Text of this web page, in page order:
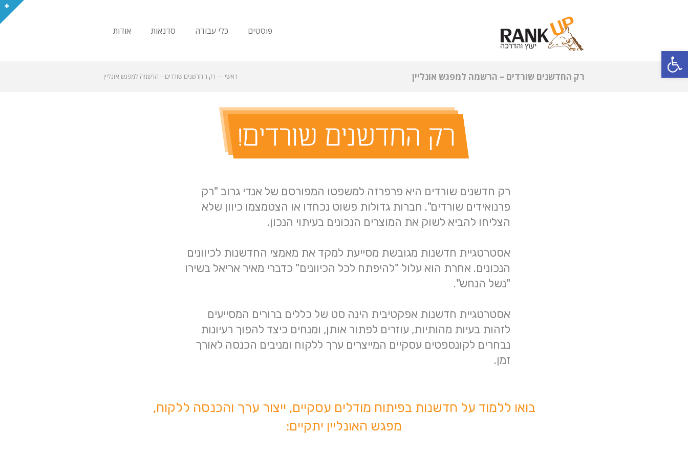
פתח סרגל נגישות
פוסטים כלי עבודה סדנאות אודות
רק החדשנים שורדים – הרשמה למפגש אונליין ראשי — רק החדשנים שורדים – הרשמה למפגש אונליין
רק חדשנים שורדים היא פרפרזה למשפטו המפורסם של אנדי גרוב "רק
פרנואידים שורדים". חברות גדולות פשוט נכחדו או הצטמצמו כיוון שלא
הצליחו להביא לשוק את המוצרים הנכונים בעיתוי הנכון.
אסטרטגיית חדשנות מגובשת מסייעת למקד את מאמצי החדשנות לכיוונים
הנכונים. אחרת הוא עלול "להיפתח לכל הכיוונים" כדברי מאיר אריאל בשירו
"נשל הנחש".
אסטרטגיית חדשנות אפקטיבית הינה סט של כללים ברורים המסייעים
לזהות בעיות מהותיות, עוזרים לפתור אותן, ומנחים כיצד להפוך רעיונות
נבחרים לקונספטים עסקיים המייצרים ערך ללקוח ומניבים הכנסה לאורך
זמן.
בואו ללמוד על חדשנות בפיתוח מודלים עסקיים, ייצור ערך והכנסה ללקוח,
מפגש האונליין יתקיים: